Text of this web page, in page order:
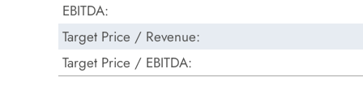
EBITDA:
Target Price / Revenue:
Target Price / EBITDA: